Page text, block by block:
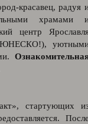
красавец, радуя
храмами
центр
ЮНЕСКО!),
стартующих